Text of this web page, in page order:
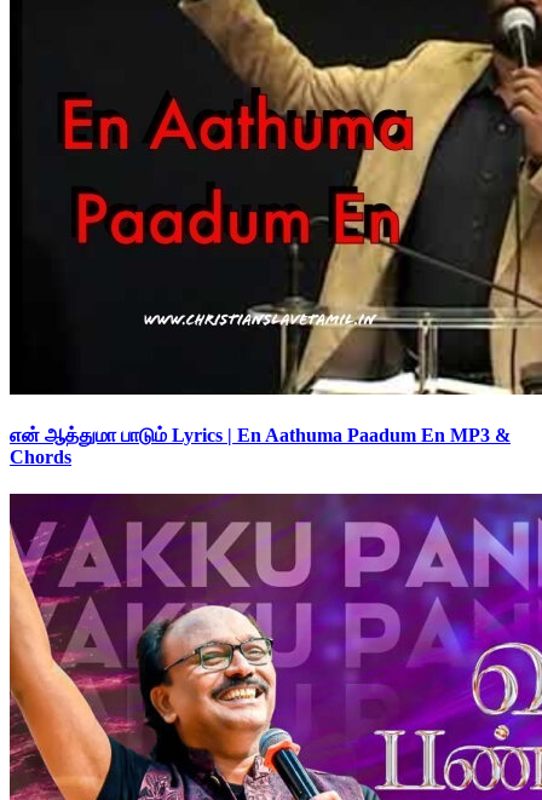
என் ஆத்துமா பாடும் Lyrics | En Aathuma Paadum En MP3 &
Chords